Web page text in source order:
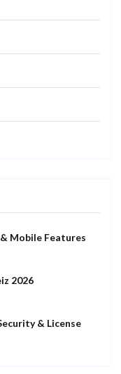
Mobile Features
2026
& License